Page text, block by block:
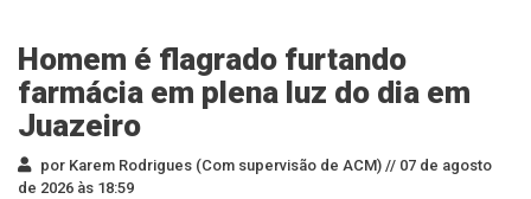
Homem é flagrado furtando
farmácia em plena luz do dia em
Juazeiro
por Karem Rodrigues (Com supervisão de ACM) // 07 de agosto
de 2026 às 18:59